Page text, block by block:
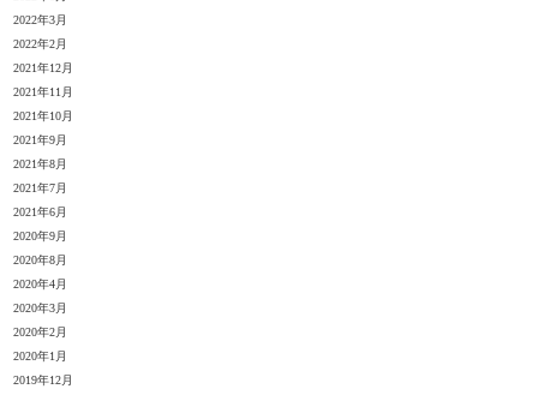
2022年3月
2022年2月
2021年12月
2021年11月
2021年10月
2021年9月
2021年8月
2021年7月
2021年6月
2020年9月
2020年8月
2020年4月
2020年3月
2020年2月
2020年1月
2019年12月